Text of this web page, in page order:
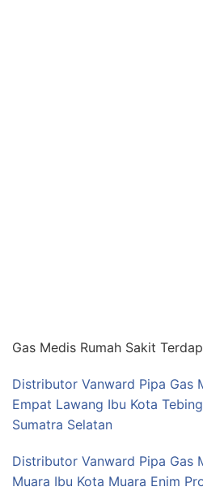
Gas Medis Rumah Sakit
Distributor Vanward Pipa Gas
Empat Lawang Ibu Kota
Sumatra Selatan
Distributor Vanward Pipa Gas
Muara Ibu Kota Muara Enim